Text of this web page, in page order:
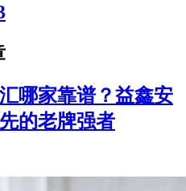
哪家靠谱？益鑫安
的老牌强者